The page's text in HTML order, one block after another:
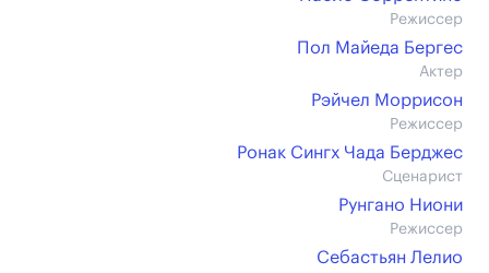
Режиссер
Пол Майеда Бергес
Актер
Рэйчел Моррисон
Режиссер
Ронак Сингх Чада Берджес
Сценарист
Рунгано Ниони
Режиссер
Себастьян Лелио